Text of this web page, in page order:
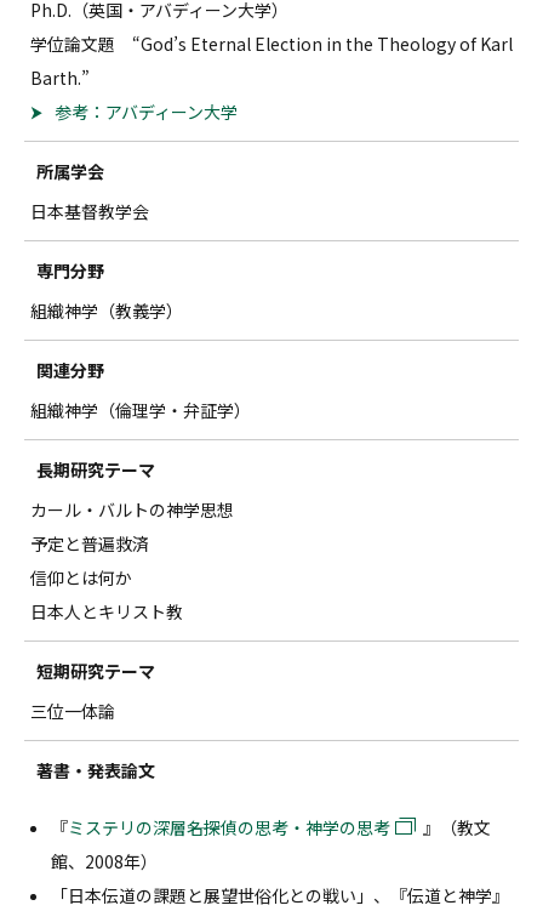
Ph.D.（英国・アバディーン大学）
学位論文題 “God’s Eternal Election in the Theology of Karl
Barth.”
参考：アバディーン大学
所属学会
日本基督教学会
専門分野
組織神学（教義学）
関連分野
組織神学（倫理学・弁証学）
長期研究テーマ
カール・バルトの神学思想
予定と普遍救済
信仰とは何か
日本人とキリスト教
短期研究テーマ
三位一体論
著書・発表論文
『ミステリの深層――名探偵の思考・神学の思考
』（教文
館、2008年）
「日本伝道の課題と展望――世俗化との戦い」、『伝道と神学』